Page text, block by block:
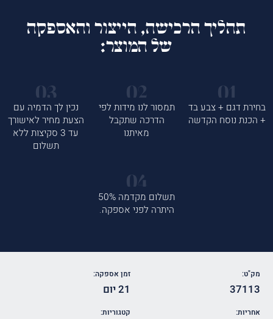
תהליך הרכישה, הייצור והאספקה
של המוצר:
בחירת דגם + צבע בד
+ הכנת נוסח הקדשה
תמסור לנו מידות לפי
הדרכה שתקבל
מאיתנו
נכין לך הדמיה עם
הצעת מחיר לאישורך
עד 3 סקיצות ללא
תשלום
תשלום מקדמה 50%
היתרה לפני אספקה.
מק"ט:
37113
זמן אספקה:
21 יום
אחריות: קטגוריות: